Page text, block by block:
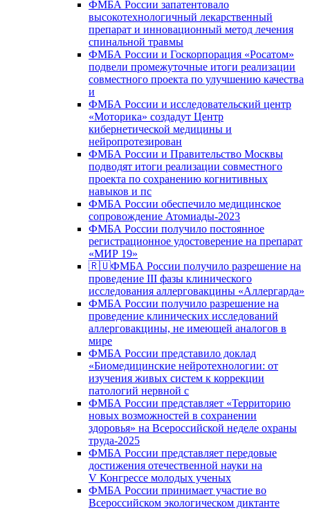
ФМБА России запатентовало
высокотехнологичный лекарственный
препарат и инновационный метод лечения
спинальной травмы
ФМБА России и Госкорпорация «Росатом»
подвели промежуточные итоги реализации
совместного проекта по улучшению качества
и
ФМБА России и исследовательский центр
«Моторика» создадут Центр
кибернетической медицины и
нейропротезирован
ФМБА России и Правительство Москвы
подводят итоги реализации совместного
проекта по сохранению когнитивных
навыков и пс
ФМБА России обеспечило медицинское
сопровождение Атомиады-2023
ФМБА России получило постоянное
регистрационное удостоверение на препарат
«МИР 19»
🇷🇺ФМБА России получило разрешение на
проведение III фазы клинического
исследования аллерговакцины «Аллергарда»
ФМБА России получило разрешение на
проведение клинических исследований
аллерговакцины, не имеющей аналогов в
мире
ФМБА России представило доклад
«Биомедицинские нейротехнологии: от
изучения живых систем к коррекции
патологий нервной с
ФМБА России представляет «Территорию
новых возможностей в сохранении
здоровья» на Всероссийской неделе охраны
труда-2025
ФМБА России представляет передовые
достижения отечественной науки на
V Конгрессе молодых ученых
ФМБА России принимает участие во
Всероссийском экологическом диктанте